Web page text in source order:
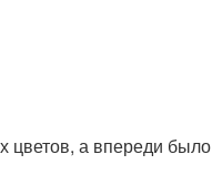
цветов, а впереди было